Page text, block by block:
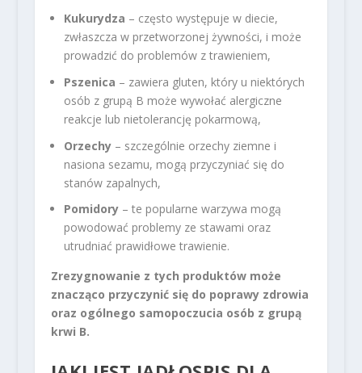
Kukurydza – często występuje w diecie,
zwłaszcza w przetworzonej żywności, i może
prowadzić do problemów z trawieniem,
Pszenica – zawiera gluten, który u niektórych
osób z grupą B może wywołać alergiczne
reakcje lub nietolerancję pokarmową,
Orzechy– szczególnie orzechy ziemne i
nasiona sezamu, mogą przyczyniać się do
stanów zapalnych,
Pomidory– te popularne warzywa mogą
powodować problemy ze stawami oraz
utrudniać prawidłowe trawienie.
Zrezygnowanie z tych produktów może
znacząco przyczynić się do poprawy zdrowia
oraz ogólnego samopoczucia osób z grupą
krwi B.